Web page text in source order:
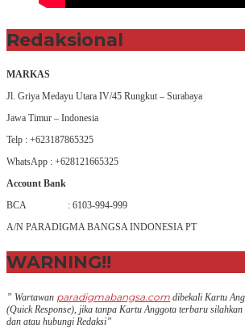
Redaksional
MARKAS
Jl. Griya Medayu Utara IV/45 Rungkut – Surabaya
Jawa Timur – Indonesia
Telp : +623187865325
WhatsApp : +628121665325
Account Bank
BCA : 6103-994-999
A/N PARADIGMA BANGSA INDONESIA PT
WARNING!!
” Wartawan paradigmabangsa.com dibekali Kartu
(Quick Response), jika tanpa Kartu Anggota terbaru
dan atau hubungi Redaksi”